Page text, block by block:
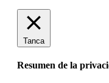
Tanca
Resumen de la